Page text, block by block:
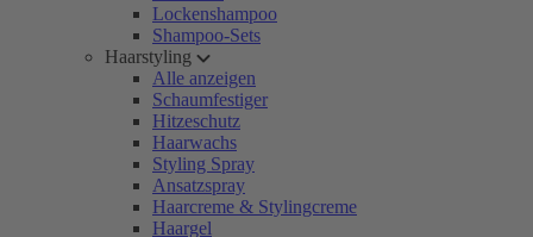
Lockenshampoo
Shampoo-Sets
Haarstyling
Alle anzeigen
Schaumfestiger
Hitzeschutz
Haarwachs
Styling Spray
Ansatzspray
Haarcreme & Stylingcreme
Haargel